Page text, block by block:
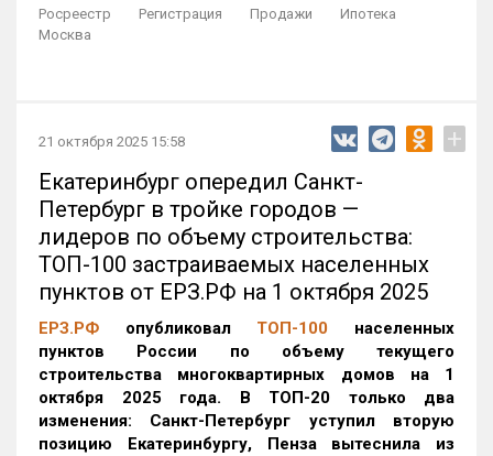
Росреестр Регистрация Продажи
Ипотека
Москва
21 октября 2025 15:58 +
Екатеринбург опередил Санкт-
Петербург в тройке городов —
лидеров по объему строительства:
ТОП-100 застраиваемых населенных
пунктов от ЕРЗ.РФ на 1 октября 2025
ЕРЗ.РФ опубликовал ТОП-100 населенных
пунктов России по объему текущего
строительства многоквартирных домов на 1
октября 2025 года. В ТОП-20 только два
изменения: Санкт-Петербург уступил вторую
позицию Екатеринбургу, Пенза вытеснила из